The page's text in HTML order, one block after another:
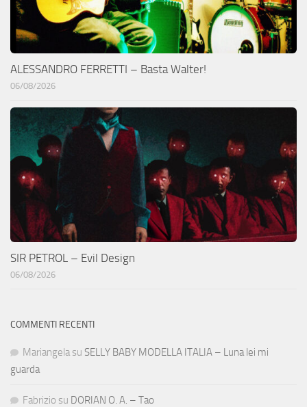
ALESSANDRO FERRETTI – Basta Walter!
06/08/2026
SIR PETROL – Evil Design
06/08/2026
COMMENTI RECENTI
Mariangela su SELLY BABY MODELLA ITALIA – Luna lei mi
guarda
Fabrizio su DORIAN O. A. – Tao